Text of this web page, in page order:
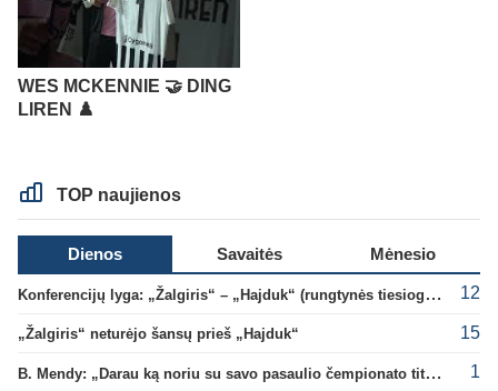
WES MCKENNIE 🤝 DING
LIREN ♟️
TOP naujienos
Dienos Savaitės Mėnesio
Konferencijų lyga: „Žalgiris“ – „Hajduk“ (rungtynės tiesiogiai) 12
„Žalgiris“ neturėjo šansų prieš „Hajduk“ 15
B. Mendy: „Darau ką noriu su savo pasaulio čempionato titulu“ 1